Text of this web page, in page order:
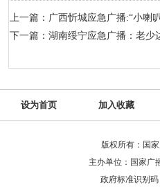
上一篇：广西忻城应急广播:“小喇
下一篇：湖南绥宁应急广播：老少
设为首页 加入收藏
版权所有：国
主办单位：国家广
政府标准识别码